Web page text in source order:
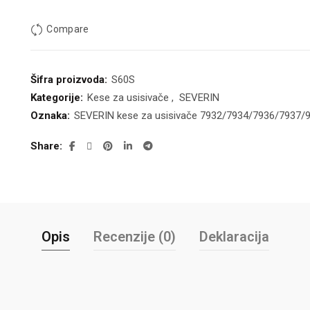
Compare
Šifra proizvoda: S60S
Kategorije: Kese za usisivače , SEVERIN
Oznaka: SEVERIN kese za usisivače 7932/7934/7936/7937/
Share
Opis Recenzije (0) Deklaracija